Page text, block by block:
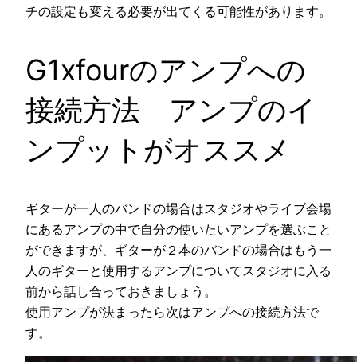
チの設定も変える必要が出てくる可能性があります。
G1xfourのアンプへの
接続方法 アンプのイ
ンプットがオススメ
ギターが一人のバンドの場合はスタジオやライブ会場
にあるアンプの中で自分の使いたいアンプを選ぶこと
ができますが、ギターが２本のバンドの場合はもう一
人のギターと使用するアンプについてスタジオに入る
前から話し合っておきましょう。
使用アンプが決まったら次はアンプへの接続方法で
す。